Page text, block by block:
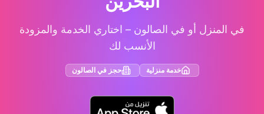
في المنزل أو في الصالون – اختاري الخدمة والمزودة
الأنسب لك
خدمة منزلية حجز في الصالون